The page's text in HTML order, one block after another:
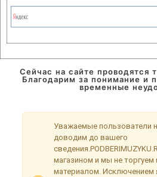
Сейчас на сайте проводятся
Благодарим за понимание и
временные
Уважаемые пользователи
доводим до вашего
магазином и мы не
материалом. Исключением